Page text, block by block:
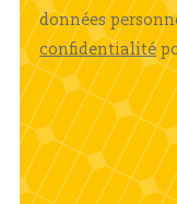
données
confidentialité